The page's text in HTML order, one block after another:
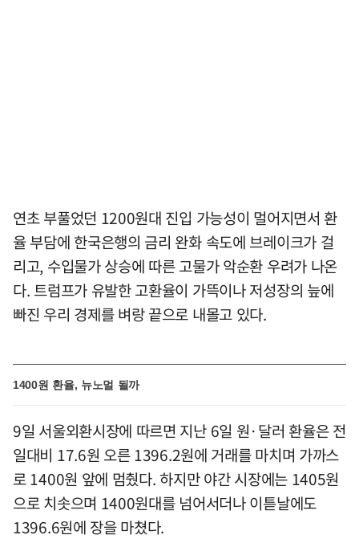
연초 부풀었던 1200원대 진입 가능성이 멀어지면서 환
율 부담에 한국은행의 금리 완화 속도에 브레이크가 걸
리고, 수입물가 상승에 따른 고물가 악순환 우려가 나온
다. 트럼프가 유발한 고환율이 가뜩이나 저성장의 늪에
빠진 우리 경제를 벼랑 끝으로 내몰고 있다.
1400원 환율, 뉴노멀 될까
9일 서울외환시장에 따르면 지난 6일 원·달러 환율은 전
일대비 17.6원 오른 1396.2원에 거래를 마치며 가까스
로 1400원 앞에 멈췄다. 하지만 야간 시장에는 1405원
으로 치솟으며 1400원대를 넘어서더나 이튿날에도
1396.6원에 장을 마쳤다.